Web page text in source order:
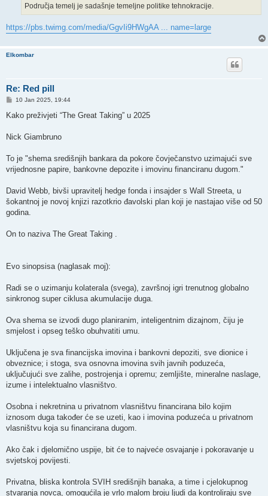
Područja temelj je sadašnje temeljne politike tehnokracije.
https://pbs.twimg.com/media/GgvIi9HWgAA ... name=large
Elkombar
Re: Red pill
P
s
10 Jan 2025, 19:44
Kako preživjeti “The Great Taking” u 2025
Nick Giambruno
To je "shema središnjih bankara da pokore čovječanstvo uzimajući sve
vrijednosne papire, bankovne depozite i imovinu financiranu dugom."
David Webb, bivši upravitelj hedge fonda i insajder s Wall Streeta, u
šokantnoj je novoj knjizi razotkrio đavolski plan koji je nastajao više od 50
godina.
On to naziva The Great Taking .
Evo sinopsisa (naglasak moj):
Radi se o uzimanju kolaterala (svega), završnoj igri trenutnog globalno
sinkronog super ciklusa akumulacije duga.
Ova shema se izvodi dugo planiranim, inteligentnim dizajnom, čiju je
smjelost i opseg teško obuhvatiti umu.
Uključena je sva financijska imovina i bankovni depoziti, sve dionice i
obveznice; i stoga, sva osnovna imovina svih javnih poduzeća,
uključujući sve zalihe, postrojenja i opremu; zemljište, mineralne naslage,
izume i intelektualno vlasništvo.
Osobna i nekretnina u privatnom vlasništvu financirana bilo kojim
iznosom duga također će se uzeti, kao i imovina poduzeća u privatnom
vlasništvu koja su financirana dugom.
Ako čak i djelomično uspije, bit će to najveće osvajanje i pokoravanje u
svjetskoj povijesti.
Privatna, bliska kontrola SVIH središnjih banaka, a time i cjelokupnog
stvaranja novca, omogućila je vrlo malom broju ljudi da kontroliraju sve